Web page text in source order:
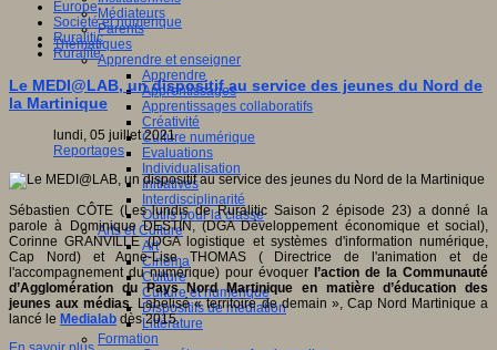
Médiateurs
Parents
Thématiques
Apprendre et enseigner
Apprendre
Apprentissages
Apprentissages collaboratifs
Créativité
Culture numérique
Evaluations
Individualisation
Initiatives
Interdisciplinarité
Outils pour la classe
Arts et Culture
Art
Cinéma
Culture
Culture et numérique
Dispositifs de médiation
Littérature
Formation
Europe
Société et numérique
Ruralitic
Ruralité
Le MEDI@LAB, un dispositif au service des jeunes du Nord de
la Martinique
lundi, 05 juillet 2021
Reportages
Sébastien CÔTE (Les lundis de Ruralitic Saison 2 épisode 23) a donné la
parole à Dominique DESTIN, (DGA Développement économique et social),
Corinne GRANVILLE (DGA logistique et systèmes d'information numérique,
Cap Nord) et Anne-Lise THOMAS ( Directrice de l'animation et de
l'accompagnement du numérique) pour évoquer l’action de la Communauté
d’Agglomération du Pays Nord Martinique en matière d’éducation des
jeunes aux médias. Labelisé « territoire de demain », Cap Nord Martinique a
lancé le Medialab dès 2015.